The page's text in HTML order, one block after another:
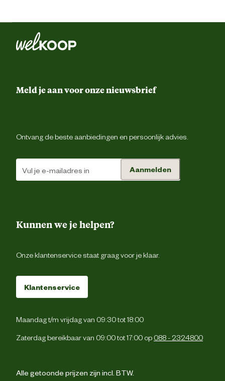
Meld je aan voor onze nieuwsbrief
Ontvang de beste aanbiedingen en persoonlijk advies.
Aanmelden
Kunnen we je helpen?
Onze klantenservice staat graag voor je klaar.
Klantenservice
Maandag t/m vrijdag van 09:30 tot 18:00
Zaterdag bereikbaar van 09:00 tot 17:00 op 088 - 2324800
Alle getoonde prijzen zijn incl. BTW.